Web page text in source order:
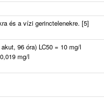
és a vízi gerinctelenekre. [5]
96 óra) LC50 = 10 mg/l
mg/l